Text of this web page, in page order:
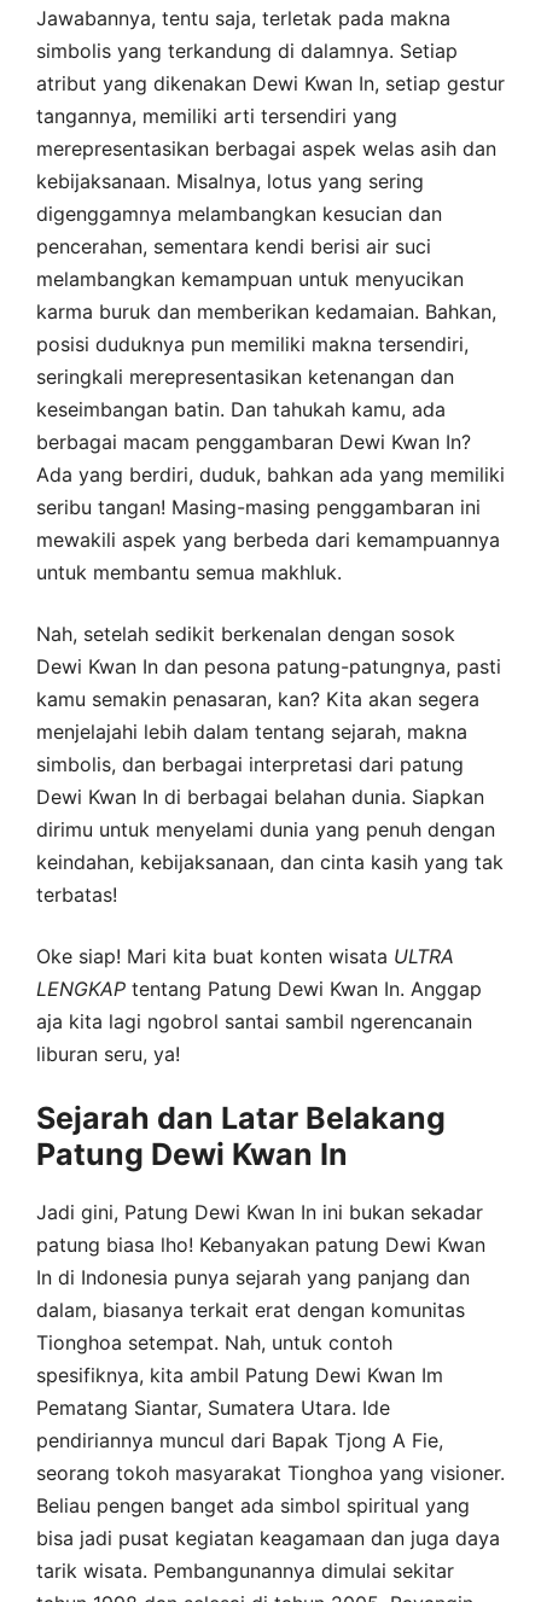
Jawabannya, tentu saja, terletak pada makna
simbolis yang terkandung di dalamnya. Setiap
atribut yang dikenakan Dewi Kwan In, setiap gestur
tangannya, memiliki arti tersendiri yang
merepresentasikan berbagai aspek welas asih dan
kebijaksanaan. Misalnya, lotus yang sering
digenggamnya melambangkan kesucian dan
pencerahan, sementara kendi berisi air suci
melambangkan kemampuan untuk menyucikan
karma buruk dan memberikan kedamaian. Bahkan,
posisi duduknya pun memiliki makna tersendiri,
seringkali merepresentasikan ketenangan dan
keseimbangan batin. Dan tahukah kamu, ada
berbagai macam penggambaran Dewi Kwan In?
Ada yang berdiri, duduk, bahkan ada yang memiliki
seribu tangan! Masing-masing penggambaran ini
mewakili aspek yang berbeda dari kemampuannya
untuk membantu semua makhluk.
Nah, setelah sedikit berkenalan dengan sosok
Dewi Kwan In dan pesona patung-patungnya, pasti
kamu semakin penasaran, kan? Kita akan segera
menjelajahi lebih dalam tentang sejarah, makna
simbolis, dan berbagai interpretasi dari patung
Dewi Kwan In di berbagai belahan dunia. Siapkan
dirimu untuk menyelami dunia yang penuh dengan
keindahan, kebijaksanaan, dan cinta kasih yang tak
terbatas!
Oke siap! Mari kita buat konten wisata ULTRA
LENGKAP tentang Patung Dewi Kwan In. Anggap
aja kita lagi ngobrol santai sambil ngerencanain
liburan seru, ya!
Sejarah dan Latar Belakang
Patung Dewi Kwan In
Jadi gini, Patung Dewi Kwan In ini bukan sekadar
patung biasa lho! Kebanyakan patung Dewi Kwan
In di Indonesia punya sejarah yang panjang dan
dalam, biasanya terkait erat dengan komunitas
Tionghoa setempat. Nah, untuk contoh
spesifiknya, kita ambil Patung Dewi Kwan Im
Pematang Siantar, Sumatera Utara. Ide
pendiriannya muncul dari Bapak Tjong A Fie,
seorang tokoh masyarakat Tionghoa yang visioner.
Beliau pengen banget ada simbol spiritual yang
bisa jadi pusat kegiatan keagamaan dan juga daya
tarik wisata. Pembangunannya dimulai sekitar